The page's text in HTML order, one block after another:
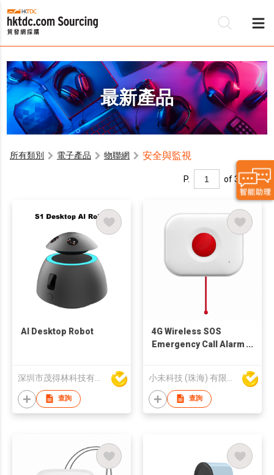
最新產品
所有類別 電子產品 物聯網 安全與監視
P. of 3
AI Desktop Robot
查詢
4G Wireless SOS
Emergency Call Alarm
Pull Cord & Panic
Button for Elderly
Care, Home, Hospital
查詢